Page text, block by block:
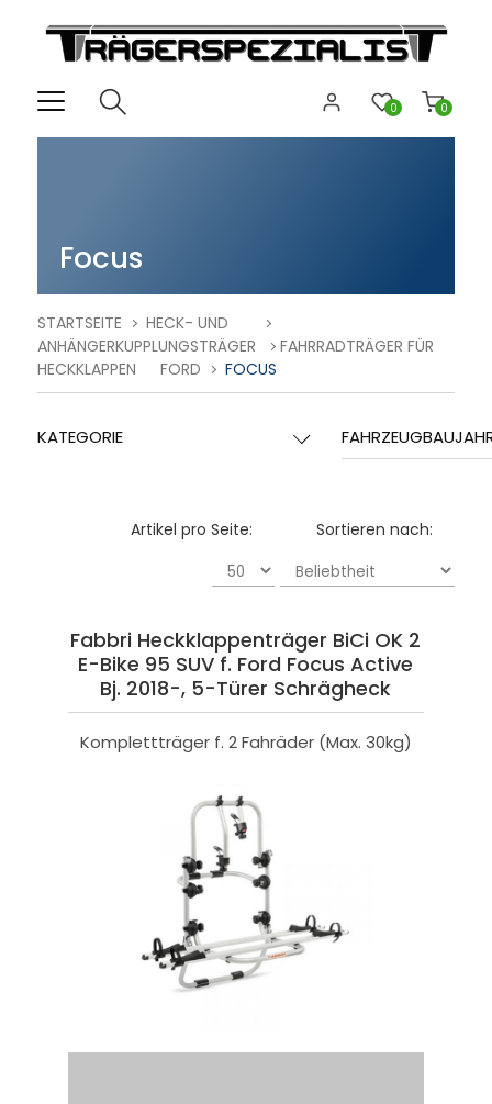
0
0
Focus
STARTSEITE
HECK- UND
ANHÄNGERKUPPLUNGSTRÄGER
FAHRRADTRÄGER FÜR
HECKKLAPPEN
FORD FOCUS
KATEGORIE
Sortieren nach:
Artikel pro Seite:
Fabbri Heckklappenträger BiCi OK 2
E-Bike 95 SUV f. Ford Focus Active
Bj. 2018-, 5-Türer Schrägheck
Komplettträger f. 2 Fahräder (Max. 30kg)